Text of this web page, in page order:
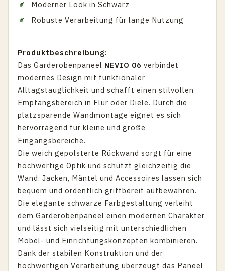
Moderner Look in Schwarz
Robuste Verarbeitung für lange Nutzung
Produktbeschreibung:
Das Garderobenpaneel NEVIO 06 verbindet
modernes Design mit funktionaler
Alltagstauglichkeit und schafft einen stilvollen
Empfangsbereich in Flur oder Diele. Durch die
platzsparende Wandmontage eignet es sich
hervorragend für kleine und große
Eingangsbereiche.
Die weich gepolsterte Rückwand sorgt für eine
hochwertige Optik und schützt gleichzeitig die
Wand. Jacken, Mäntel und Accessoires lassen sich
bequem und ordentlich griffbereit aufbewahren.
Die elegante schwarze Farbgestaltung verleiht
dem Garderobenpaneel einen modernen Charakter
und lässt sich vielseitig mit unterschiedlichen
Möbel- und Einrichtungskonzepten kombinieren.
Dank der stabilen Konstruktion und der
hochwertigen Verarbeitung überzeugt das Paneel